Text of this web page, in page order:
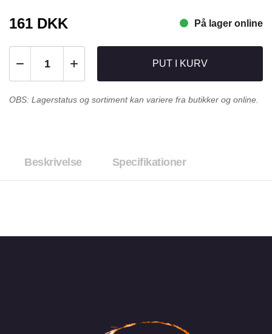
161 DKK På lager online
PUT I KURV
OBS: Lagerstatus og sortiment kan variere fra butikker og online.
Beskrivelse Specifikationer